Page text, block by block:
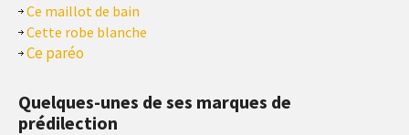
Ce maillot de bain
Cette robe blanche
Ce paréo
Quelques-unes de ses marques de
prédilection